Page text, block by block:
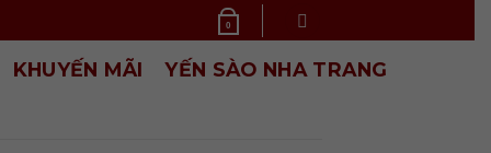
0
KHUYẾN MÃI YẾN SÀO NHA TRANG